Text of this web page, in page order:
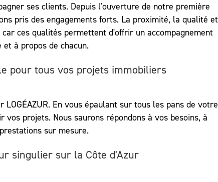
ses clients. Depuis l'ouverture de notre première
pris des engagements forts. La proximité, la qualité et
ces qualités permettent d'offrir un accompagnement
et à propos de chacun.
pour tous vos projets immobiliers
En vous épaulant sur tous les pans de votre
projets. Nous saurons répondons à vos besoins, à
sur mesure.
singulier sur la Côte d'Azur